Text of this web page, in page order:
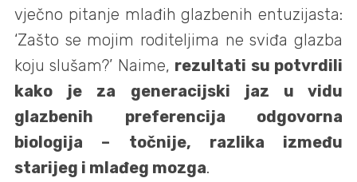
vječno pitanje mlađih glazbenih entuzijasta:
‘Zašto se mojim roditeljima ne sviđa glazba
koju slušam?’ Naime, rezultati su potvrdili
kako je za generacijski jaz u vidu
glazbenih preferencija odgovorna
biologija – točnije, razlika između
starijeg i mlađeg mozga.